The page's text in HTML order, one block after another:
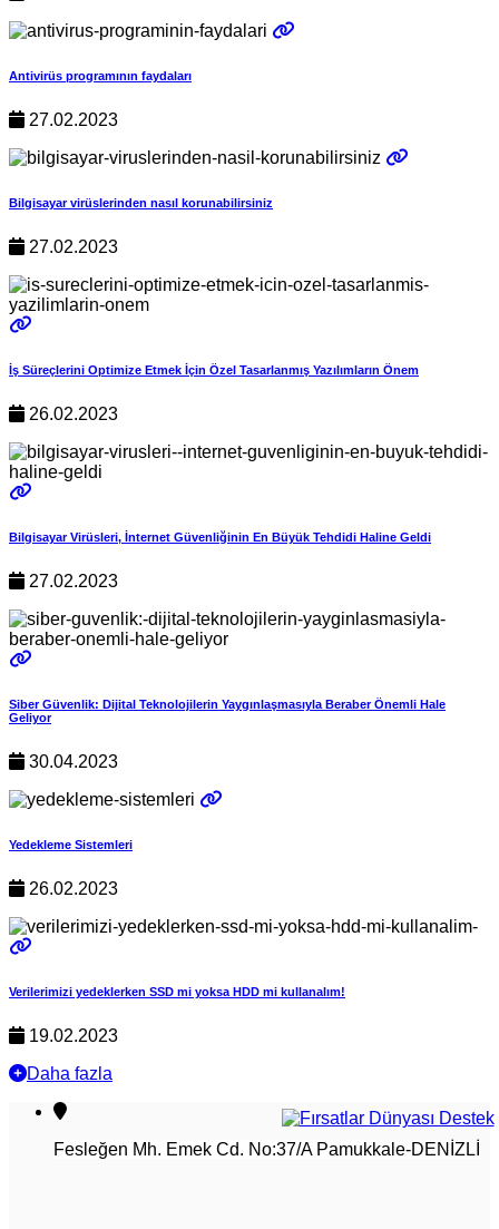
Antivirüs programının faydaları
27.02.2023
Bilgisayar virüslerinden nasıl korunabilirsiniz
27.02.2023
İş Süreçlerini Optimize Etmek İçin Özel Tasarlanmış Yazılımların Önem
26.02.2023
Bilgisayar Virüsleri, İnternet Güvenliğinin En Büyük Tehdidi Haline Geldi
27.02.2023
Siber Güvenlik: Dijital Teknolojilerin Yaygınlaşmasıyla Beraber Önemli Hale
Geliyor
30.04.2023
Yedekleme Sistemleri
26.02.2023
Verilerimizi yedeklerken SSD mi yoksa HDD mi kullanalım!
19.02.2023
Daha fazla
Fesleğen Mh. Emek Cd. No:37/A Pamukkale-DENİZLİ